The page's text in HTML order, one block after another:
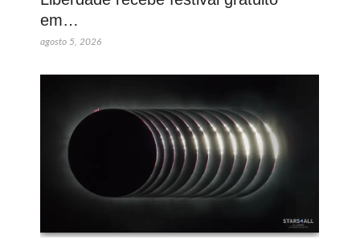
em…
agosto 5, 2026